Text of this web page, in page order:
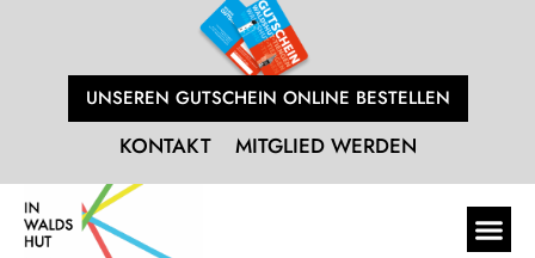
UNSEREN GUTSCHEIN ONLINE BESTELLEN
KONTAKT MITGLIED WERDEN